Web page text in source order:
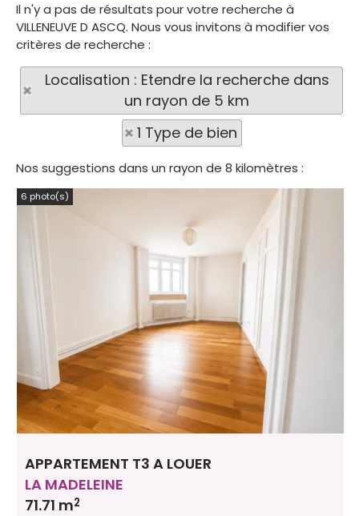
Il n'y a pas de résultats pour votre recherche à
VILLENEUVE D ASCQ. Nous vous invitons à modifier vos
critères de recherche :
Localisation : Etendre la recherche dans
un rayon de 5 km
1 Type de bien
Nos suggestions dans un rayon de 8 kilomètres :
6 photo(s)
APPARTEMENT T3 A LOUER
LA MADELEINE
71.71 m2